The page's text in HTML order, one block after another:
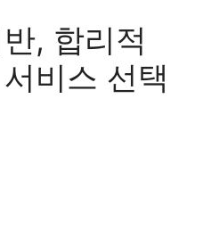
, 합리적
비스 선택